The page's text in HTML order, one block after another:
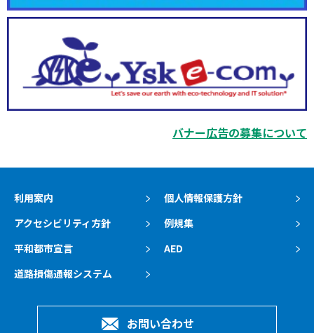
バナー広告の募集について
利用案内
個人情報保護方針
アクセシビリティ方針
例規集
平和都市宣言
AED
道路損傷通報システム
お問い合わせ